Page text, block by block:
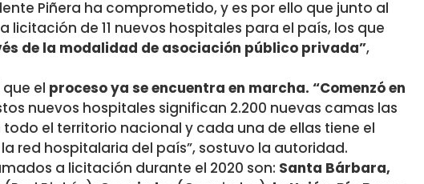
Piñera ha comprometido, y es por ello que junto al
licitación de 11 nuevos hospitales para el país, los que
de la modalidad de asociación público privada”,
el proceso ya se encuentra en marcha. “Comenzó en
nuevos hospitales significan 2.200 nuevas camas las
el territorio nacional y cada una de ellas tiene el
red hospitalaria del país”, sostuvo la autoridad.
a licitación durante el 2020 son: Santa Bárbara,